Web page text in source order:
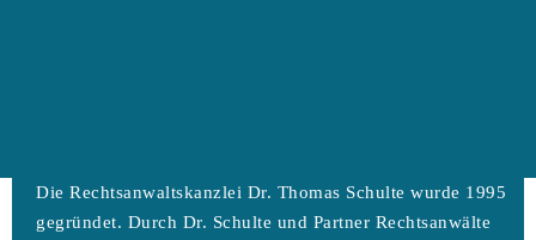
Die Rechtsanwaltskanzlei Dr. Thomas Schulte wurde 1995
gegründet. Durch Dr. Schulte und Partner Rechtsanwälte